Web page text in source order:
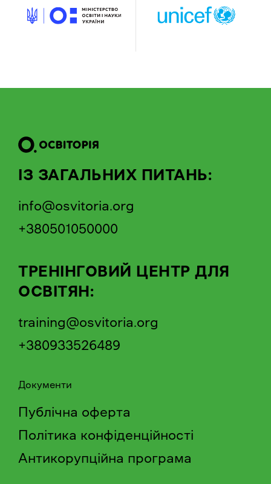
ІЗ ЗАГАЛЬНИХ ПИТАНЬ:
info@osvitoria.org
+380501050000
ТРЕНІНГОВИЙ ЦЕНТР ДЛЯ
ОСВІТЯН:
training@osvitoria.org
+380933526489
Документи
Публічна оферта
Політика конфіденційності
Антикорупційна програма